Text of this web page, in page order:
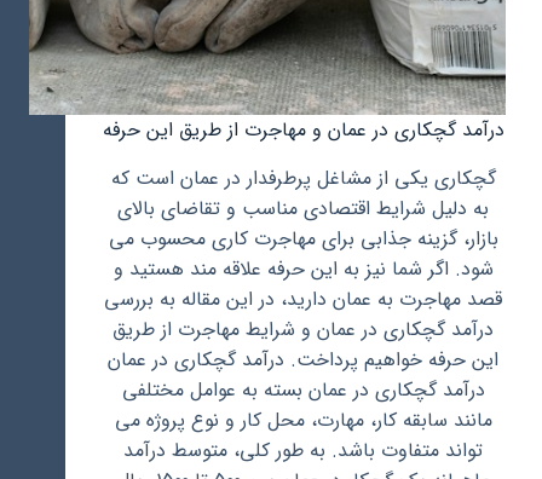
درآمد گچکاری در عمان و مهاجرت از طریق این حرفه
گچکاری یکی از مشاغل پرطرفدار در عمان است که
به دلیل شرایط اقتصادی مناسب و تقاضای بالای
بازار، گزینه جذابی برای مهاجرت کاری محسوب می
شود. اگر شما نیز به این حرفه علاقه مند هستید و
قصد مهاجرت به عمان دارید، در این مقاله به بررسی
درآمد گچکاری در عمان و شرایط مهاجرت از طریق
این حرفه خواهیم پرداخت. درآمد گچکاری در عمان
درآمد گچکاری در عمان بسته به عوامل مختلفی
مانند سابقه کار، مهارت، محل کار و نوع پروژه می
تواند متفاوت باشد. به طور کلی، متوسط درآمد